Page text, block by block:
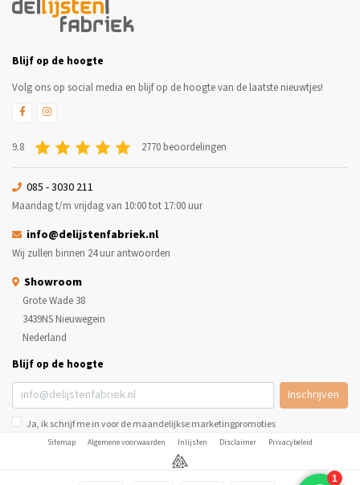
Blijf op de hoogte
Volg ons op social media en blijf op de hoogte van de laatste nieuwtjes!
9.8 2770 beoordelingen
085 - 3030 211
Maandag t/m vrijdag van 10:00 tot 17:00 uur
info@delijstenfabriek.nl
Wij zullen binnen 24 uur antwoorden
Showroom
Grote Wade 38
3439NS Nieuwegein
Nederland
Blijf op de hoogte
Inschrijven
Ja, ik schrijf me in voor de maandelijkse marketingpromoties
Sitemap Algemene voorwaarden Inlijsten Disclaimer Privacybeleid